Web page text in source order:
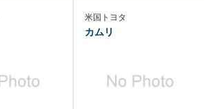
米国トヨタ
カムリ